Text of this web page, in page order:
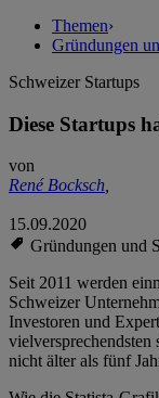
Themen›
Gründungen
Schweizer Startups
Diese Startups
von
René Bocksch,
15.09.2020
Gründungen und
Seit 2011 werden
Schweizer
Investoren und
nicht älter als fünf